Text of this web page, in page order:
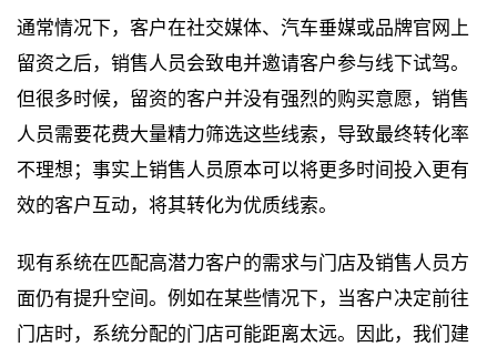
通常情况下，客户在社交媒体、汽车垂媒或品牌官网上
留资之后，销售人员会致电并邀请客户参与线下试驾。
但很多时候，留资的客户并没有强烈的购买意愿，销售
人员需要花费大量精力筛选这些线索，导致最终转化率
不理想；事实上销售人员原本可以将更多时间投入更有
效的客户互动，将其转化为优质线索。
现有系统在匹配高潜力客户的需求与门店及销售人员方
面仍有提升空间。例如在某些情况下，当客户决定前往
门店时，系统分配的门店可能距离太远。因此，我们建